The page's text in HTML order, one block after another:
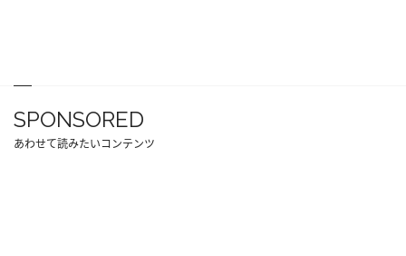
SPONSORED
あわせて読みたいコンテンツ